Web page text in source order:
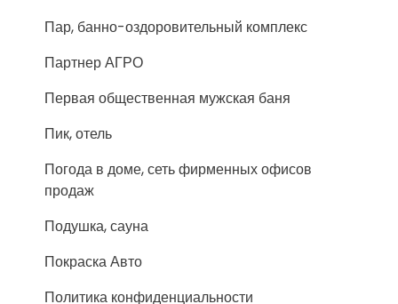
Пар, банно-оздоровительный комплекс
Партнер АГРО
Первая общественная мужская баня
Пик, отель
Погода в доме, сеть фирменных офисов
продаж
Подушка, сауна
Покраска Авто
Политика конфиденциальности